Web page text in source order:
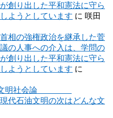
創り出した平和憲法に守ら
ようとしています に 咲田
相の強権政治を継承した菅
の人事への介入は、学問の
創り出した平和憲法に守ら
ようとしています に
の文明社会論
文明の次はどんな文